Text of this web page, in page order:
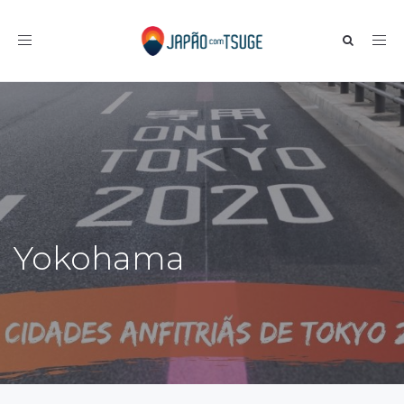
Toggle navigation
Yokohama